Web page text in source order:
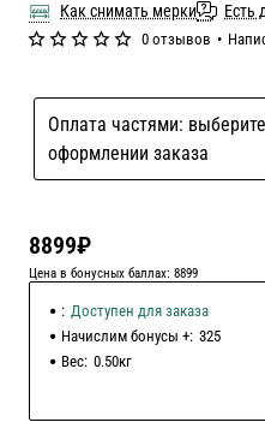
Как снимать мерки Есть
Оплата частями:
оформлении заказа
0 отзывов •
8899₽
Цена в бонусных баллах: 8899
: Доступен для заказа
Начислим бонусы +: 325
Вес: 0.50кг